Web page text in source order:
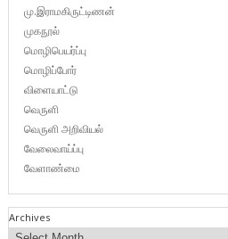
மு.இராமகிருட்டிணன்
முகநூல்
மொழிபெயர்ப்பு
மொழிப்போர்
விளையாட்டு
வெருளி
வெருளி அறிவியல்
வேலைவாய்ப்பு
வேளாண்மை
Archives